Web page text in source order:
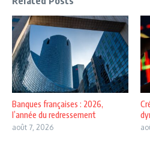
Banques françaises : 2026,
l’année du redressement
août 7, 2026